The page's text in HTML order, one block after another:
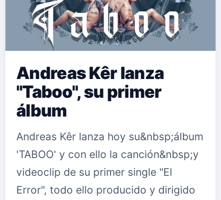
Andreas Kêr lanza
"Taboo", su primer
álbum
Andreas Kêr lanza hoy su&nbsp;álbum
'TABOO' y con ello la canción&nbsp;y
videoclip de su primer single "El
Error", todo ello producido y dirigido